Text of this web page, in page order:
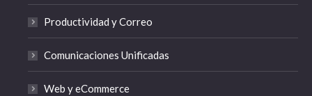
Productividad y Correo
Comunicaciones Unificadas
Web y eCommerce